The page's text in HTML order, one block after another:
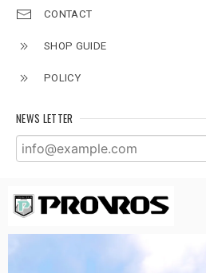
CONTACT
SHOP GUIDE
POLICY
NEWS LETTER
娘の入学祝いに購入しました！す
2026/03/01
ました♪